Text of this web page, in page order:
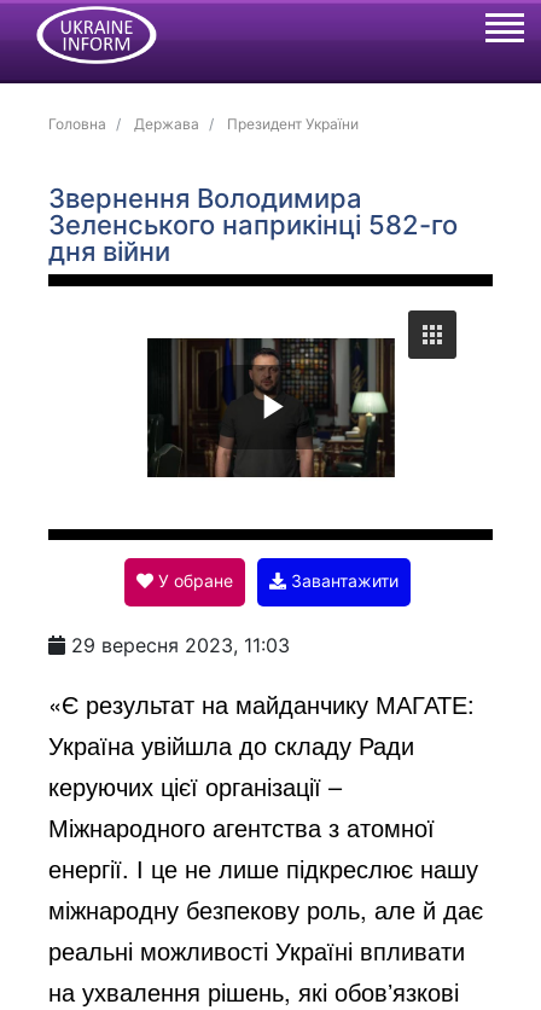
Головна Держава Президент України
Звернення Володимира
Зеленського наприкінці 582-го
дня війни
P
l
a
y
V
i
d
У обране Завантажити
29 вересня 2023, 11:03
«Є результат на майданчику МАГАТЕ:
Україна увійшла до складу Ради
керуючих цієї організації –
Міжнародного агентства з атомної
енергії. І це не лише підкреслює нашу
міжнародну безпекову роль, але й дає
реальні можливості Україні впливати
на ухвалення рішень, які обовʼязкові